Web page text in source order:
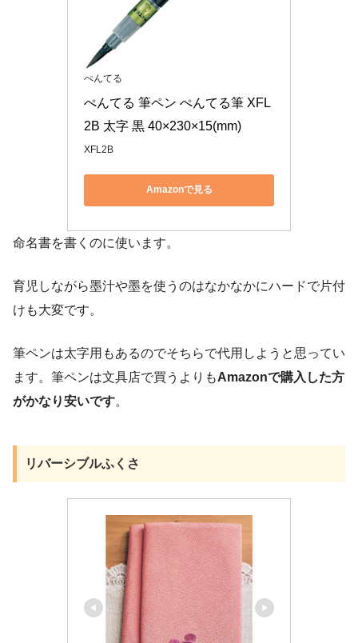
ぺんてる
ぺんてる 筆ペン ぺんてる筆 XFL
2B 太字 黒 40×230×15(mm)
XFL2B
Amazonで見る
命名書を書くのに使います。
育児しながら墨汁や墨を使うのはなかなかにハードで片付
けも大変です。
筆ペンは太字用もあるのでそちらで代用しようと思ってい
ます。筆ペンは文具店で買うよりもAmazonで購入した方
がかなり安いです。
リバーシブルふくさ